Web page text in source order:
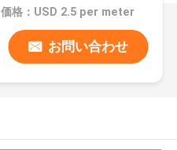
価格：USD 2.5 per meter
お問い合わせ